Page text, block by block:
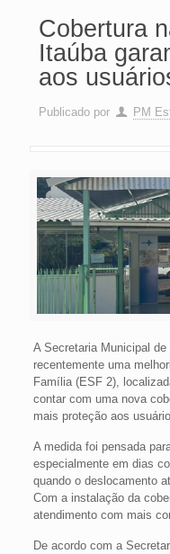
Cobertura
Itaúba
aos
Publicado por PM
A Secretaria Municipal
recentemente uma
Família (ESF 2),
contar com uma nova
mais proteção aos
A medida foi pensada
especialmente em dias
quando o deslocamento
Com a instalação da
atendimento com mais
De acordo com a